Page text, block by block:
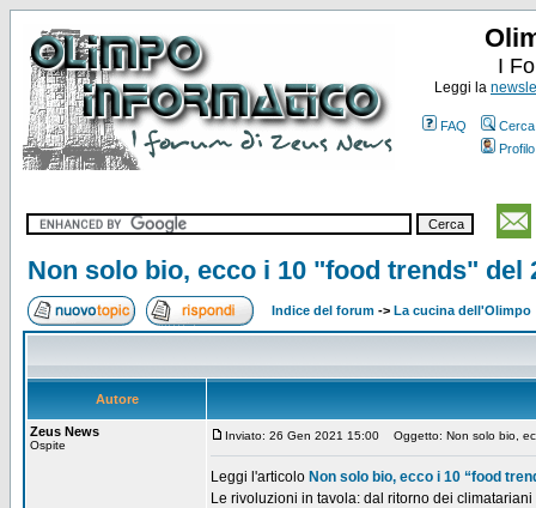
I
Leggi la
FAQ
Cerca
Profilo
Non solo bio, ecco i 10 "food trends" del
Indice del forum -> La cucina dell'Olimpo
Autore
Zeus News
Ospite
Inviato: 26 Gen 2021 15:00 Oggetto: Non solo bio,
Leggi l'articolo Non solo bio, ecco i 10 “food
Le rivoluzioni in tavola: dal ritorno dei